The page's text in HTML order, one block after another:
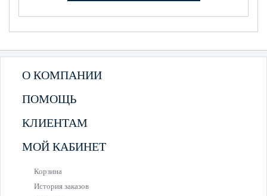
О КОМПАНИИ
ПОМОЩЬ
КЛИЕНТАМ
МОЙ КАБИНЕТ
Корзина
История заказов